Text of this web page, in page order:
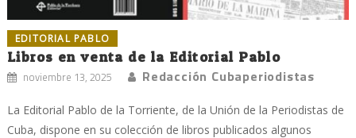
EDITORIAL PABLO
Libros en venta de la Editorial Pablo
noviembre 13, 2025 Redacción Cubaperiodistas
La Editorial Pablo de la Torriente, de la Unión de la Periodistas de
Cuba, dispone en su colección de libros publicados algunos